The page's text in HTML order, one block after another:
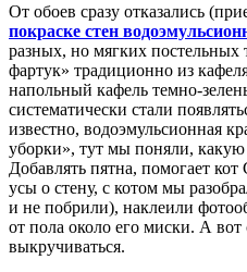
От обоев сразу отказались
покраске стен
разных, но мягких
фартук» традиционно из
напольный кафель темно-
систематически стали
известно, водоэмульсионная
уборки», тут мы поняли,
Добавлять пятна, помогает
усы о стену, с котом мы
и не побрили), наклеили
от пола около его миски. А вот
выкручиваться.